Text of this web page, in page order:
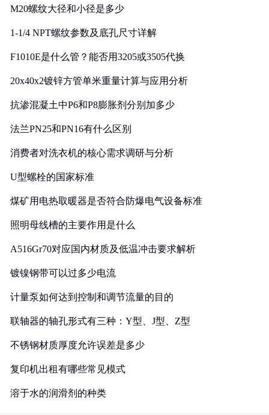
M20螺纹大径和小径是多少
1-1/4 NPT螺纹参数及底孔尺寸详解
F1010E是什么管？能否用3205或3505代换
20x40x2镀锌方管单米重量计算与应用分析
抗渗混凝土中P6和P8膨胀剂分别加多少
法兰PN25和PN16有什么区别
消费者对洗衣机的核心需求调研与分析
U型螺栓的国家标准
煤矿用电热取暖器是否符合防爆电气设备标准
照明母线槽的主要作用是什么
A516Gr70对应国内材质及低温冲击要求解析
镀镍钢带可以过多少电流
计量泵如何达到控制和调节流量的目的
联轴器的轴孔形式有三种：Y型、J型、Z型
不锈钢材质厚度允许误差是多少
复印机出租有哪些常见模式
溶于水的润滑剂的种类